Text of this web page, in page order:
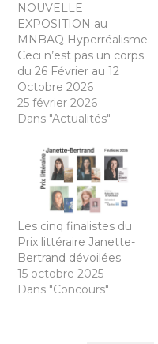
NOUVELLE
EXPOSITION au
MNBAQ Hyperréalisme.
Ceci n’est pas un corps
du 26 Février au 12
Octobre 2026
25 février 2026
Dans "Actualités"
Les cinq finalistes du
Prix littéraire Janette-
Bertrand dévoilées
15 octobre 2025
Dans "Concours"